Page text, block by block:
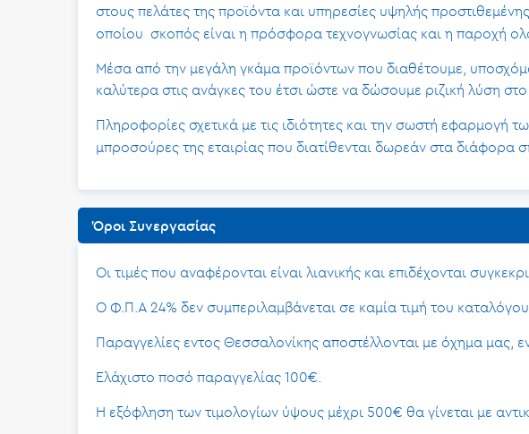
στους πελάτες της προϊόντα και υπηρεσίες υψηλής
οποίου σκοπός είναι η πρόσφορα τεχνογνωσίας και η παροχή
Μέσα από την μεγάλη γκάμα προϊόντων που διαθέτουμε,
καλύτερα στις ανάγκες του έτσι ώστε να δώσουμε ριζική λύση
Πληροφορίες σχετικά με τις ιδιότητες και την σωστή εφαρμογή
μπροσούρες της εταιρίας που διατίθενται δωρεάν στα διάφορα
Όροι Συνεργασίας
Οι τιμές που αναφέρονται είναι λιανικής και επιδέχονται
Ο Φ.Π.Α 24% δεν συμπεριλαμβάνεται σε καμία τιμή του καταλόγου.
Παραγγελίες εντος Θεσσαλονίκης αποστέλλονται με όχημα μας,
Ελάχιστο ποσό παραγγελίας 100€.
Η εξόφληση των τιμολογίων ύψους μέχρι 500€ θα γίνεται με